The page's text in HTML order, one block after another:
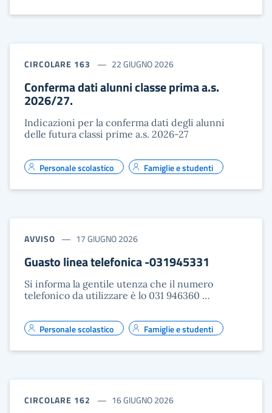
CIRCOLARE 163 22 GIUGNO 2026
Conferma dati alunni classe prima a.s.
2026/27.
Indicazioni per la conferma dati degli alunni
delle futura classi prime a.s. 2026-27
Personale scolastico Famiglie e studenti
AVVISO 17 GIUGNO 2026
Guasto linea telefonica -031945331
Si informa la gentile utenza che il numero
telefonico da utilizzare è lo 031 946360 …
Personale scolastico Famiglie e studenti
CIRCOLARE 162 16 GIUGNO 2026